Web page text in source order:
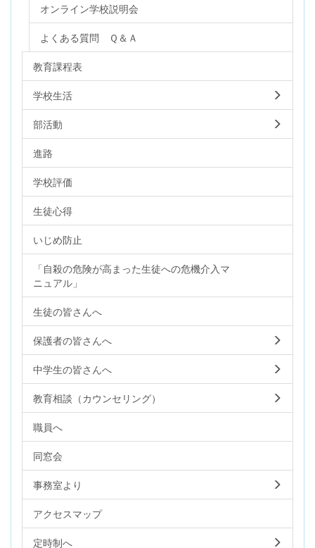
オンライン学校説明会
よくある質問 Ｑ＆Ａ
教育課程表
学校生活
部活動
進路
学校評価
生徒心得
いじめ防止
「自殺の危険が高まった生徒への危機介入マ
ニュアル」
生徒の皆さんへ
保護者の皆さんへ
中学生の皆さんへ
教育相談（カウンセリング）
職員へ
同窓会
事務室より
アクセスマップ
定時制へ